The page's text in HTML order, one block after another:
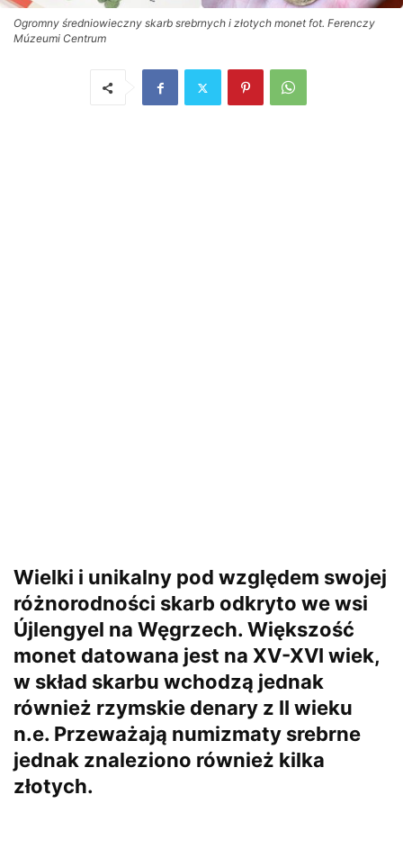
Ogromny średniowieczny skarb srebrnych i złotych monet fot. Ferenczy
Múzeumi Centrum
Wielki i unikalny pod względem swojej
różnorodności skarb odkryto we wsi
Újlengyel na Węgrzech. Większość
monet datowana jest na XV-XVI wiek,
w skład skarbu wchodzą jednak
również rzymskie denary z II wieku
n.e. Przeważają numizmaty srebrne
jednak znaleziono również kilka
złotych.